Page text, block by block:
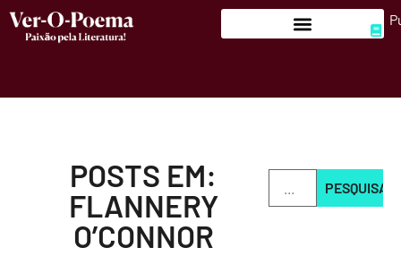
POSTS EM:
FLANNERY
O’CONNOR
PESQUISAR